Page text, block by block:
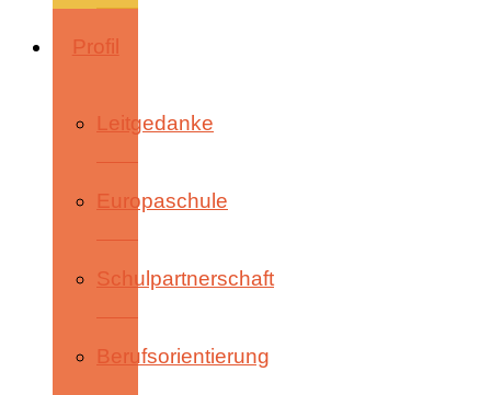
Profil
Leitgedanke
Europaschule
Schulpartnerschaft
Berufsorientierung